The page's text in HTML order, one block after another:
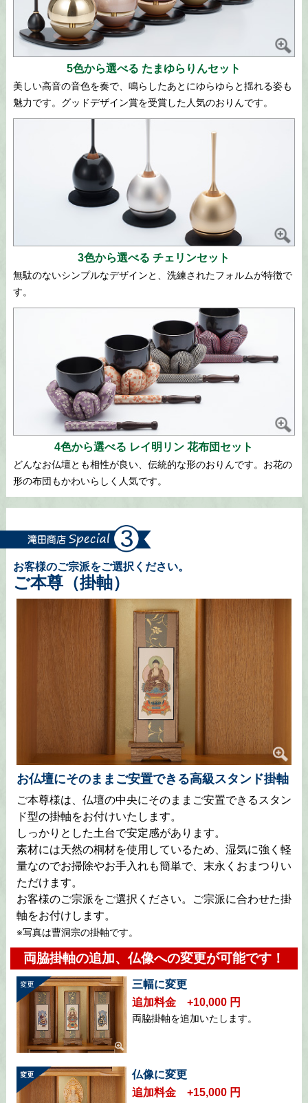
5色から選べる たまゆらりんセット
美しい高音の音色を奏で、鳴らしたあとにゆらゆらと揺れる姿も
魅力です。グッドデザイン賞を受賞した人気のおりんです。
3色から選べる チェリンセット
無駄のないシンプルなデザインと、洗練されたフォルムが特徴で
す。
4色から選べる レイ明リン 花布団セット
どんなお仏壇とも相性が良い、伝統的な形のおりんです。お花の
形の布団もかわいらしく人気です。
お客様のご宗派をご選択ください。
ご本尊（掛軸）
お仏壇にそのままご安置できる高級スタンド掛軸
ご本尊様は、仏壇の中央にそのままご安置できるスタン
ド型の掛軸をお付けいたします。
しっかりとした土台で安定感があります。
素材には天然の桐材を使用しているため、湿気に強く軽
量なのでお掃除やお手入れも簡単で、末永くおまつりい
ただけます。
お客様のご宗派をご選択ください。ご宗派に合わせた掛
軸をお付けします。
※写真は曹洞宗の掛軸です。
両脇掛軸の追加、仏像への変更が可能です！
三幅に変更
追加料金 +10,000 円
両脇掛軸を追加いたします。
仏像に変更
追加料金 +15,000 円